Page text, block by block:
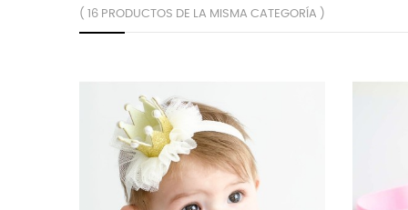
( 16 PRODUCTOS DE LA MISMA CATEGORÍA )